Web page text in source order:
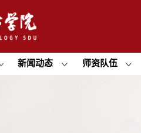
新闻动态 师资队伍